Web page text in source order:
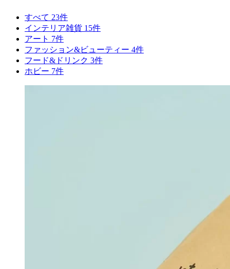
すべて 23件
インテリア雑貨 15件
アート 7件
ファッション&ビューティー 4件
フード&ドリンク 3件
ホビー 7件